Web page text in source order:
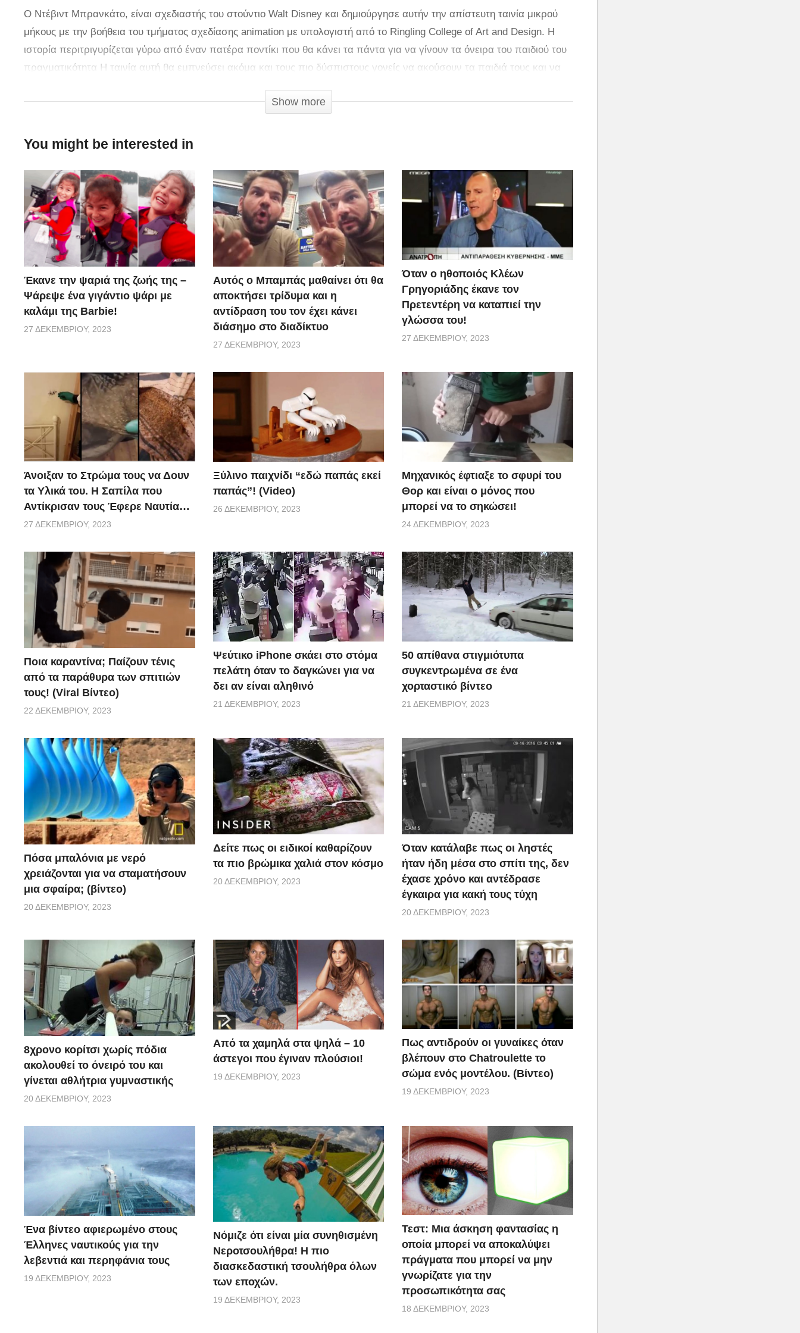
Ο Ντέβιντ Μπρανκάτο, είναι σχεδιαστής του στούντιο Walt Disney και δημιούργησε αυτήν την απίστευτη ταινία μικρού
μήκους με την βοήθεια του τμήματος σχεδίασης animation με υπολογιστή από το Ringling College of Art and Design. Η
ιστορία περιτριγυρίζεται γύρω από έναν πατέρα ποντίκι που θα κάνει τα πάντα για να γίνουν τα όνειρα του παιδιού του
πραγματικότητα Η ταινία αυτή θα εμπνεύσει ακόμα και τους πιο δύσπιστους γονείς να ακούσουν τα παιδιά τους και να
Show more
You might be interested in
Έκανε την ψαριά της ζωής της –
Ψάρεψε ένα γιγάντιο ψάρι με
καλάμι της Barbie!
27 ΔΕΚΕΜΒΡΊΟΥ, 2023
Αυτός ο Μπαμπάς μαθαίνει ότι θα
αποκτήσει τρίδυμα και η
αντίδραση του τον έχει κάνει
διάσημο στο διαδίκτυο
27 ΔΕΚΕΜΒΡΊΟΥ, 2023
Όταν ο ηθοποιός Κλέων
Γρηγοριάδης έκανε τον
Πρετεντέρη να καταπιεί την
γλώσσα του!
27 ΔΕΚΕΜΒΡΊΟΥ, 2023
Άνοιξαν το Στρώμα τους να Δουν
τα Υλικά του. Η Σαπίλα που
Αντίκρισαν τους Έφερε Ναυτία…
27 ΔΕΚΕΜΒΡΊΟΥ, 2023
Ξύλινο παιχνίδι “εδώ παπάς εκεί
παπάς”! (Video)
26 ΔΕΚΕΜΒΡΊΟΥ, 2023
Μηχανικός έφτιαξε το σφυρί του
Θορ και είναι ο μόνος που
μπορεί να το σηκώσει!
24 ΔΕΚΕΜΒΡΊΟΥ, 2023
Ποια καραντίνα; Παίζουν τένις
από τα παράθυρα των σπιτιών
τους! (Viral Βίντεο)
22 ΔΕΚΕΜΒΡΊΟΥ, 2023
Ψεύτικο iPhone σκάει στο στόμα
πελάτη όταν το δαγκώνει για να
δει αν είναι αληθινό
21 ΔΕΚΕΜΒΡΊΟΥ, 2023
50 απίθανα στιγμιότυπα
συγκεντρωμένα σε ένα
χορταστικό βίντεο
21 ΔΕΚΕΜΒΡΊΟΥ, 2023
Πόσα μπαλόνια με νερό
χρειάζονται για να σταματήσουν
μια σφαίρα; (βίντεο)
20 ΔΕΚΕΜΒΡΊΟΥ, 2023
Δείτε πως οι ειδικοί καθαρίζουν
τα πιο βρώμικα χαλιά στον κόσμο
20 ΔΕΚΕΜΒΡΊΟΥ, 2023
Όταν κατάλαβε πως οι ληστές
ήταν ήδη μέσα στο σπίτι της, δεν
έχασε χρόνο και αντέδρασε
έγκαιρα για κακή τους τύχη
20 ΔΕΚΕΜΒΡΊΟΥ, 2023
8χρονο κορίτσι χωρίς πόδια
ακολουθεί το όνειρό του και
γίνεται αθλήτρια γυμναστικής
20 ΔΕΚΕΜΒΡΊΟΥ, 2023
Από τα χαμηλά στα ψηλά – 10
άστεγοι που έγιναν πλούσιοι!
19 ΔΕΚΕΜΒΡΊΟΥ, 2023
Πως αντιδρούν οι γυναίκες όταν
βλέπουν στο Chatroulette το
σώμα ενός μοντέλου. (Βίντεο)
19 ΔΕΚΕΜΒΡΊΟΥ, 2023
Ένα βίντεο αφιερωμένο στους
Έλληνες ναυτικούς για την
λεβεντιά και περηφάνια τους
19 ΔΕΚΕΜΒΡΊΟΥ, 2023
Νόμιζε ότι είναι μία συνηθισμένη
Νεροτσουλήθρα! Η πιο
διασκεδαστική τσουλήθρα όλων
των εποχών.
19 ΔΕΚΕΜΒΡΊΟΥ, 2023
Τεστ: Μια άσκηση φαντασίας η
οποία μπορεί να αποκαλύψει
πράγματα που μπορεί να μην
γνωρίζατε για την
προσωπικότητα σας
18 ΔΕΚΕΜΒΡΊΟΥ, 2023